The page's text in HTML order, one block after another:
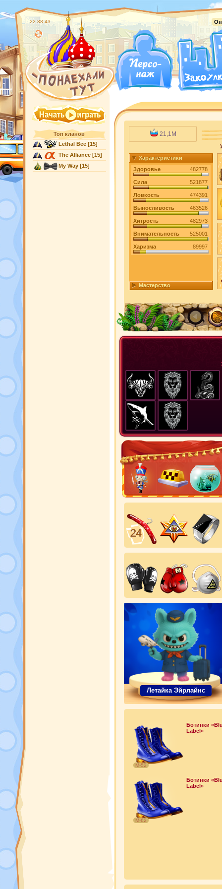
22:38:44
Топ кланов
Lethal Bee[15]
The Alliance[15]
My Way[15]
21,1M
Характеристики
Здоровье
482778
Сила 521877
Ловкость 474391
Выносливость 463526
Хитрость 482973
Внимательность 525001
Харизма 89997
Мастерство
Летайка Эйрлайнс
М-52
Ботинки
Label»
М-62
Ботинки
Label»